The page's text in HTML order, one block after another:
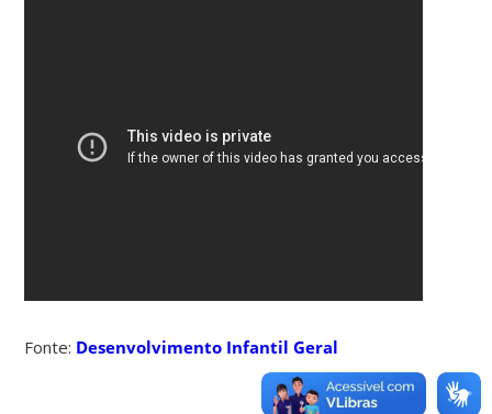
Fonte: Desenvolvimento Infantil Geral